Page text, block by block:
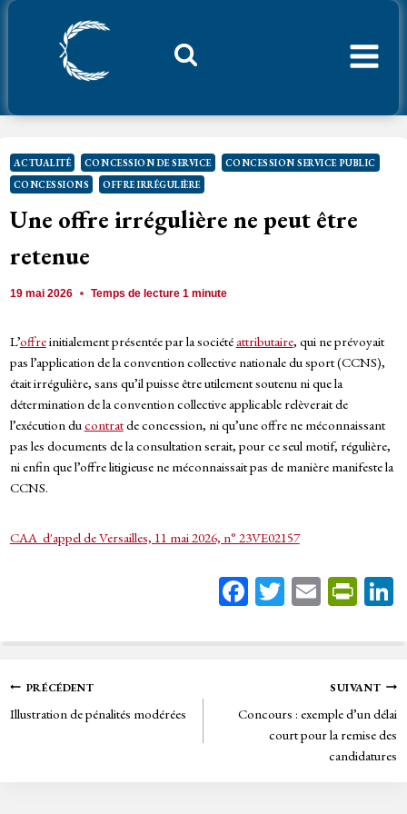
Aller
ACTUALITÉ CONCESSION DE SERVICE
CONCESSION SERVICE PUBLIC
CONCESSIONS
OFFRE IRRÉGULIÈRE
Une offre irrégulière ne peut être
retenue
19 mai 2026 Temps de lecture1 minute
L’offreinitialement présentée par la sociétéattributaire, qui ne prévoyait
pas l’application de la convention collective nationale du sport (CCNS),
était irrégulière, sans qu’il puisse être utilement soutenu ni que la
détermination de la convention collective applicable relèverait de
l’exécution ducontratde concession, ni qu’une offre ne méconnaissant
pas les documents de la consultation serait, pour ce seul motif, régulière,
ni enfin que l’offre litigieuse ne méconnaissait pas de manière manifeste la
CCNS.
CAA d'appel de Versailles, 11 mai 2026, n° 23VE02157
Fa
bo
T
tt
E
ail
Pr
tF
rie
n
dl
y
Navigation
de
PRÉCÉDENT
Illustration de pénalités modérées
SUIVANT
Concours : exemple d’un délai
court pour la remise des
candidatures